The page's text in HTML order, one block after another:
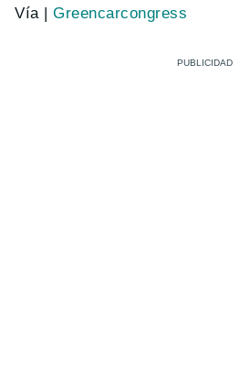
Vía |Greencarcongress